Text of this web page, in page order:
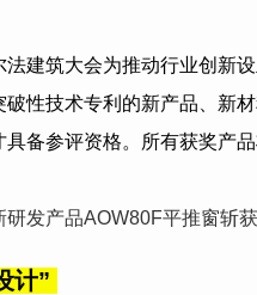
建筑大会为推动行业创新设
破性技术专利的新产品、新
备参评资格。所有获奖产
研发产品AOW80F平推窗斩
计”